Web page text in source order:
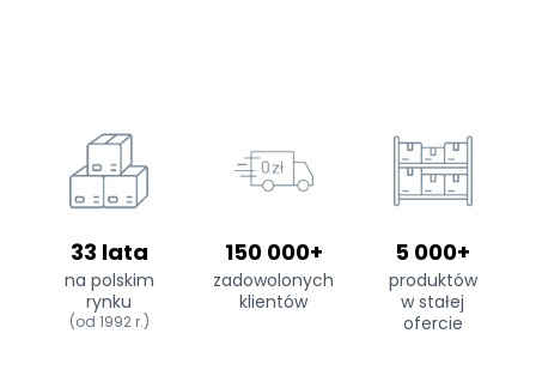
33 lata
na polskim
rynku
(od 1992 r.)
150 000+
zadowolonych
klientów
5 000+
produktów
w stałej
ofercie